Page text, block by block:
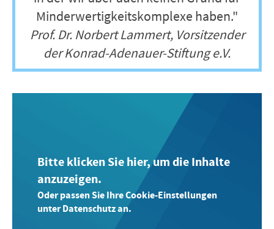
Minderwertigkeitskomplexe haben."
Prof. Dr. Norbert Lammert, Vorsitzender
der Konrad-Adenauer-Stiftung e.V.
Bitte klicken Sie hier, um die Inhalte
anzuzeigen.
Oder passen Sie Ihre Cookie-Einstellungen
unter Datenschutz an.